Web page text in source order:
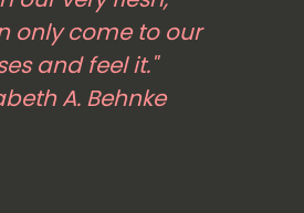
only come to our
and feel it."
A. Behnke